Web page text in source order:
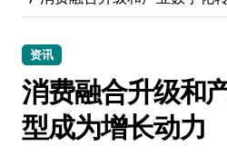
资讯
消费融合升级和
型成为增长动力